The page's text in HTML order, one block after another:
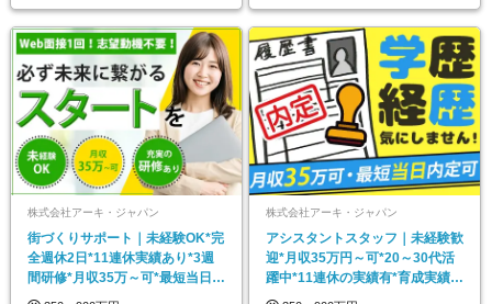
株式会社アーキ・ジャパン
街づくりサポート｜未経験OK*完
全週休2日*11連休実績あり*3週
間研修*月収35万～可*最短当日内
定可
株式会社アーキ・ジャパン
アシスタントスタッフ｜未経験歓
迎*月収35万円～可*20～30代活
躍中*11連休の実績有*育成実績
8000名～